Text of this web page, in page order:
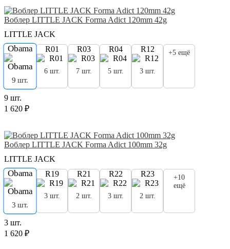
Воблер LITTLE JACK Forma Adict 120mm 42g
LITTLE JACK
Obama
9 шт.
R01
6 шт.
R03
7 шт.
R04
5 шт.
R12
3 шт.
+5 ещё
9 шт.
1 620 ₽
Воблер LITTLE JACK Forma Adict 100mm 32g
LITTLE JACK
Obama
3 шт.
R19
3 шт.
R21
2 шт.
R22
3 шт.
R23
2 шт.
+10
ещё
3 шт.
1 620 ₽